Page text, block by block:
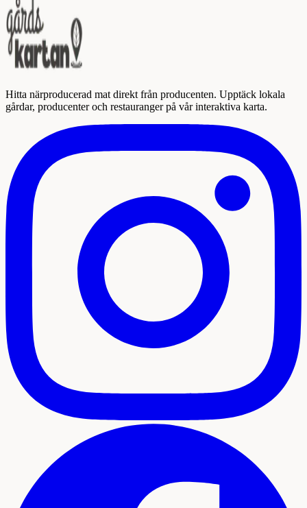
Hitta närproducerad mat direkt från producenten. Upptäck lokala
gårdar, producenter och restauranger på vår interaktiva karta.